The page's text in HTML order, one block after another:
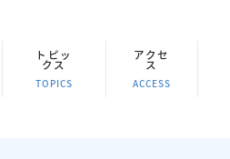
トピッ
クス
TOPICS
アクセ
ス
ACCESS